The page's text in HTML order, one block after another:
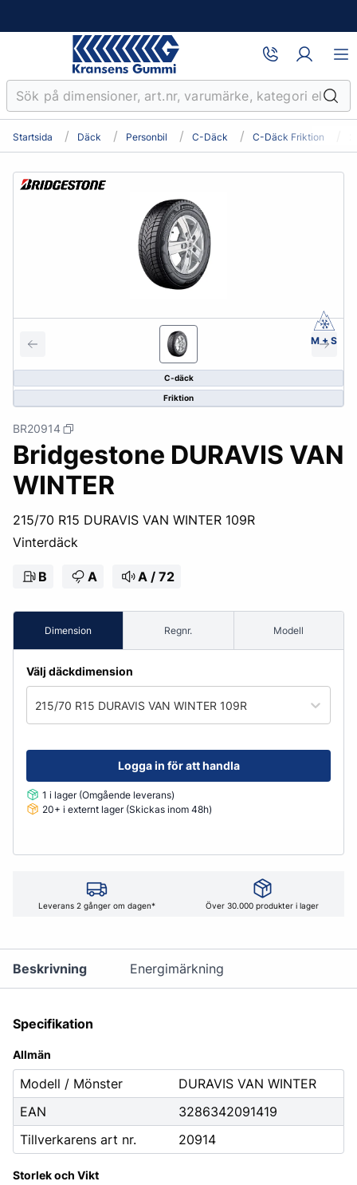
Startsida Däck Personbil C-Däck C-Däck Friktion
C-däck
Friktion
M + S
BR20914
Bridgestone DURAVIS VAN
WINTER
215/70 R15 DURAVIS VAN WINTER 109R
Vinterdäck
B A A / 72
Dimension Regnr. Modell
Välj däckdimension
215/70 R15 DURAVIS VAN WINTER 109R
Logga in för att handla
1 i lager (Omgående leverans)
20+ i externt lager (Skickas inom 48h)
Leverans 2 gånger om dagen* Över 30.000 produkter i lager
Beskrivning Energimärkning
Specifikation
Allmän
Modell / Mönster
DURAVIS VAN WINTER
EAN
3286342091419
Tillverkarens art nr.
20914
Storlek och Vikt